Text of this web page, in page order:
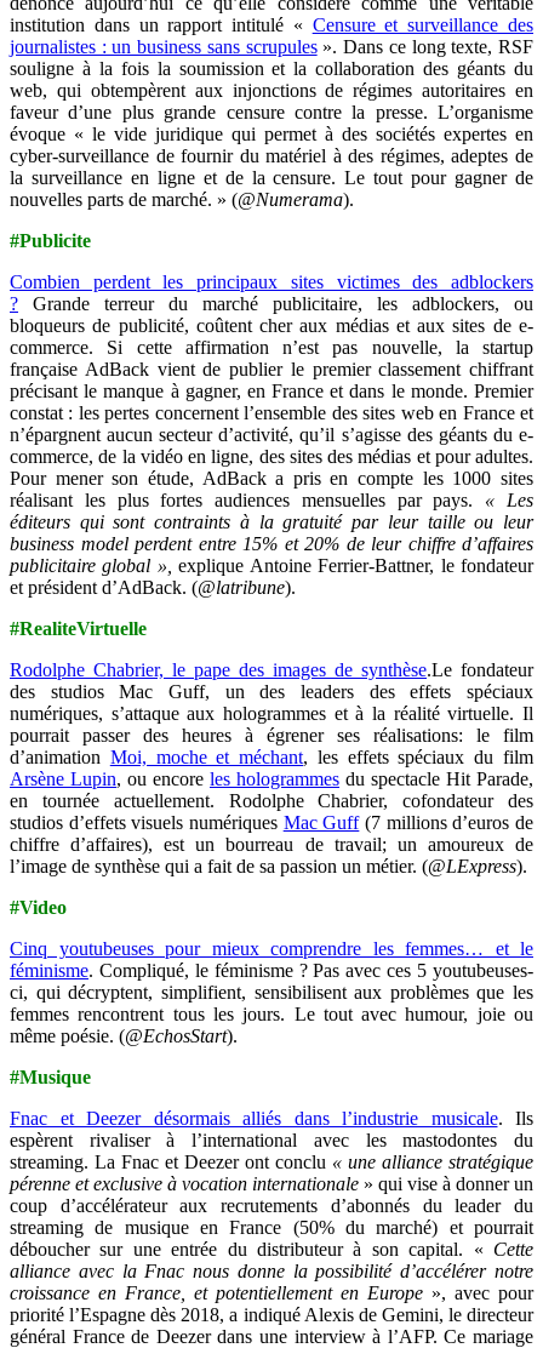
institution dans un rapport intitulé « Censure et surveillance des
journalistes : un business sans scrupules». Dans ce long texte, RSF
souligne à la fois la soumission et la collaboration des géants du
web, qui obtempèrent aux injonctions de régimes autoritaires en
faveur d’une plus grande censure contre la presse. L’organisme
évoque « le vide juridique qui permet à des sociétés expertes en
cyber-surveillance de fournir du matériel à des régimes, adeptes de
la surveillance en ligne et de la censure. Le tout pour gagner de
nouvelles parts de marché. » (@Numerama).
#Publicite
Combien perdent les principaux sites victimes des adblockers
?
Grande terreur du marché publicitaire, les adblockers, ou
bloqueurs de publicité, coûtent cher aux médias et aux sites de e-
commerce. Si cette affirmation n’est pas nouvelle, la startup
française AdBack vient de publier le premier classement chiffrant
précisant le manque à gagner, en France et dans le monde. Premier
constat : les pertes concernent l’ensemble des sites web en France et
n’épargnent aucun secteur d’activité, qu’il s’agisse des géants du e-
commerce, de la vidéo en ligne, des sites des médias et pour adultes.
Pour mener son étude, AdBack a pris en compte les 1000 sites
réalisant les plus fortes audiences mensuelles par pays. « Les
éditeurs qui sont contraints à la gratuité par leur taille ou leur
business model perdent entre 15% et 20% de leur chiffre d’affaires
publicitaire global »,explique Antoine Ferrier-Battner, le fondateur
et président d’AdBack. (@latribune).
#RealiteVirtuelle
Rodolphe Chabrier, le pape des images de synthèse.Le fondateur
des studios Mac Guff, un des leaders des effets spéciaux
numériques, s’attaque aux hologrammes et à la réalité virtuelle. Il
pourrait passer des heures à égrener ses réalisations: le film
d’animation Moi, moche et méchant, les effets spéciaux du film
Arsène Lupin, ou encore les hologrammes du spectacle Hit Parade,
en tournée actuellement. Rodolphe Chabrier, cofondateur des
studios d’effets visuels numériques Mac Guff(7 millions d’euros de
chiffre d’affaires), est un bourreau de travail; un amoureux de
l’image de synthèse qui a fait de sa passion un métier. (@LExpress).
#Video
Cinq youtubeuses pour mieux comprendre les femmes… et le
féminisme. Compliqué, le féminisme ? Pas avec ces 5 youtubeuses-
ci, qui décryptent, simplifient, sensibilisent aux problèmes que les
femmes rencontrent tous les jours. Le tout avec humour, joie ou
même poésie. (@EchosStart).
#Musique
Fnac et Deezer désormais alliés dans l’industrie musicale. Ils
espèrent rivaliser à l’international avec les mastodontes du
streaming. La Fnac et Deezer ont conclu « une alliance stratégique
pérenne et exclusive à vocation internationale » qui vise à donner un
coup d’accélérateur aux recrutements d’abonnés du leader du
streaming de musique en France (50% du marché) et pourrait
déboucher sur une entrée du distributeur à son capital. « Cette
alliance avec la Fnac nous donne la possibilité d’accélérer notre
croissance en France, et potentiellement en Europe », avec pour
priorité l’Espagne dès 2018, a indiqué Alexis de Gemini, le directeur
général France de Deezer dans une interview à l’AFP. Ce mariage